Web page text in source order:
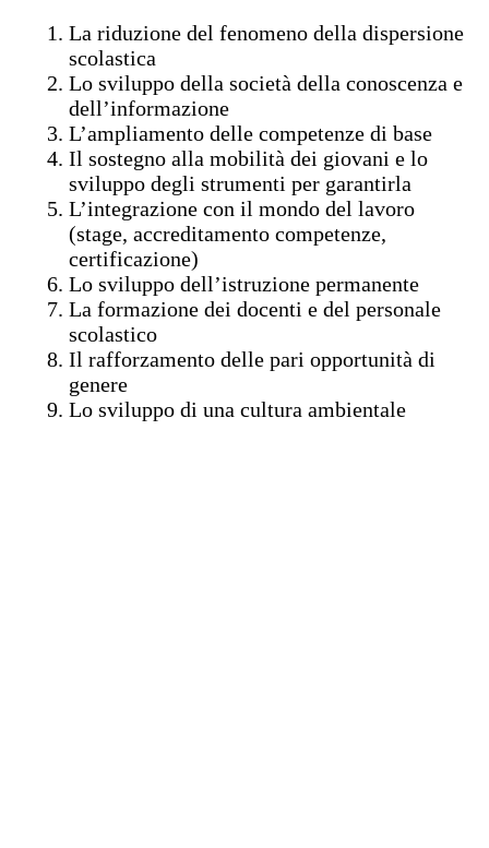
La riduzione del fenomeno della dispersione
scolastica
Lo sviluppo della società della conoscenza e
dell’informazione
L’ampliamento delle competenze di base
Il sostegno alla mobilità dei giovani e lo
sviluppo degli strumenti per garantirla
L’integrazione con il mondo del lavoro
(stage, accreditamento competenze,
certificazione)
Lo sviluppo dell’istruzione permanente
La formazione dei docenti e del personale
scolastico
Il rafforzamento delle pari opportunità di
genere
Lo sviluppo di una cultura ambientale